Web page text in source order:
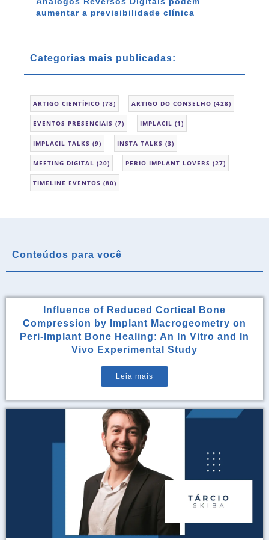
aumentar a previsibilidade clínica
Categorias mais publicadas:
ARTIGO CIENTÍFICO (78) ARTIGO DO CONSELHO (428)
EVENTOS PRESENCIAIS (7) IMPLACIL (1)
IMPLACIL TALKS (9) INSTA TALKS (3)
MEETING DIGITAL (20) PERIO IMPLANT LOVERS (27)
TIMELINE EVENTOS (80)
Conteúdos para você
Influence of Reduced Cortical Bone
Compression by Implant Macrogeometry on
Peri-Implant Bone Healing: An In Vitro and In
Vivo Experimental Study
Leia mais